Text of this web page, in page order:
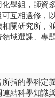
學組，師資
互相選修，
關研究所，
域選課、專
指的學科定
結科學知識